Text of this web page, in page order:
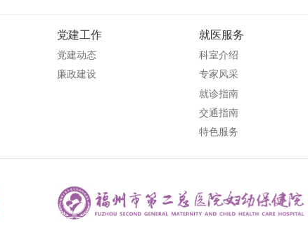
党建工作
党建动态
廉政建设
就医服务
科室介绍
专家风采
就诊指南
交通指南
特色服务